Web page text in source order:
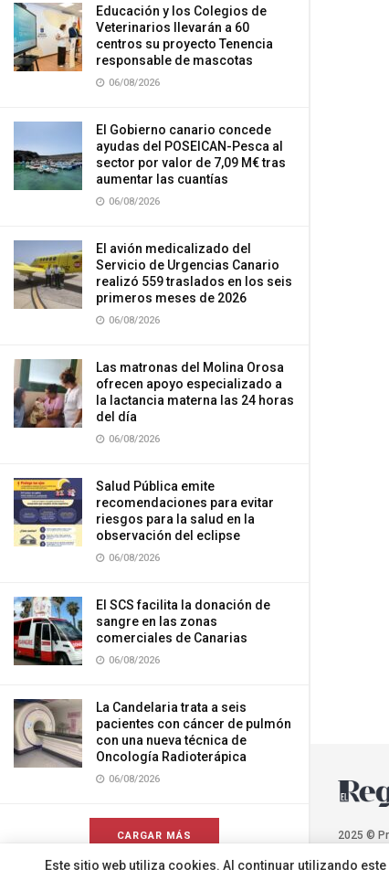
Educación y los Colegios de
Veterinarios llevarán a 60
centros su proyecto Tenencia
responsable de mascotas
06/08/2026
El Gobierno canario concede
ayudas del POSEICAN-Pesca al
sector por valor de 7,09 M€ tras
aumentar las cuantías
06/08/2026
El avión medicalizado del
Servicio de Urgencias Canario
realizó 559 traslados en los seis
primeros meses de 2026
06/08/2026
Las matronas del Molina Orosa
ofrecen apoyo especializado a
la lactancia materna las 24 horas
del día
06/08/2026
Salud Pública emite
recomendaciones para evitar
riesgos para la salud en la
observación del eclipse
06/08/2026
El SCS facilita la donación de
sangre en las zonas
comerciales de Canarias
06/08/2026
La Candelaria trata a seis
pacientes con cáncer de pulmón
con una nueva técnica de
Oncología Radioterápica
06/08/2026
CARGAR MÁS 2025 ©
Este sitio web utiliza cookies. Al continuar utilizando